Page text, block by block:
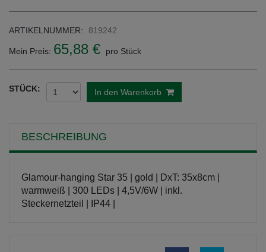
ARTIKELNUMMER: 819242
Mein Preis: 65,88 € pro Stück
STÜCK: In den Warenkorb
BESCHREIBUNG
Glamour-hanging Star 35 | gold | DxT: 35x8cm |
warmweiß | 300 LEDs | 4,5V/6W | inkl.
Steckernetzteil | IP44 |